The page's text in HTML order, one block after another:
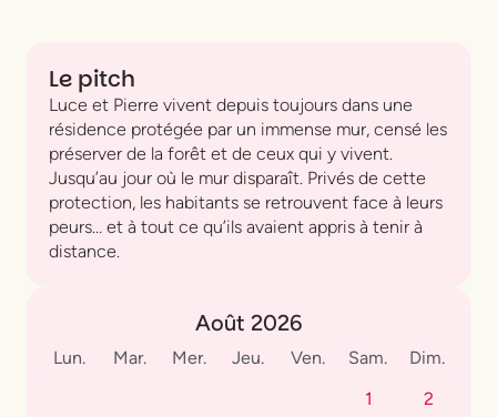
Le pitch
Luce et Pierre vivent depuis toujours dans une
résidence protégée par un immense mur, censé les
préserver de la forêt et de ceux qui y vivent.
Jusqu’au jour où le mur disparaît. Privés de cette
protection, les habitants se retrouvent face à leurs
peurs… et à tout ce qu’ils avaient appris à tenir à
distance.
Août 2026
Lun. Mar. Mer. Jeu. Ven. Sam.
Dim.
1
2